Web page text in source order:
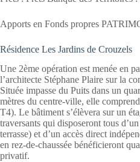
Apports en Fonds propres
Résidence Les Jardins de Crouzels
Une 2ème opération est menée en
l’architecte Stéphane Plaire sur la
Située impasse du Puits dans un
mètres du centre-ville, elle
T4). Le bâtiment s’élèvera sur un
traversants qui disposeront tous
terrasse) et d’un accès direct
en rez-de-chaussée bénéficieront
privatif.